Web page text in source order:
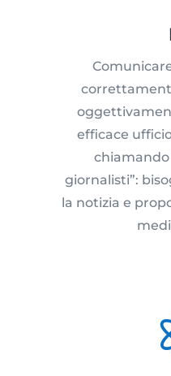
efficace
giornalisti”:
la notizia e